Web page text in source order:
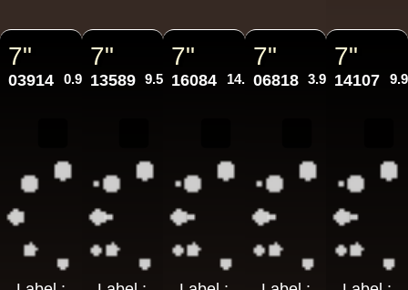
7"
03914 0.99€
7"
13589 9.50€
7"
16084 14.95€
7"
06818 3.95€
7"
14107